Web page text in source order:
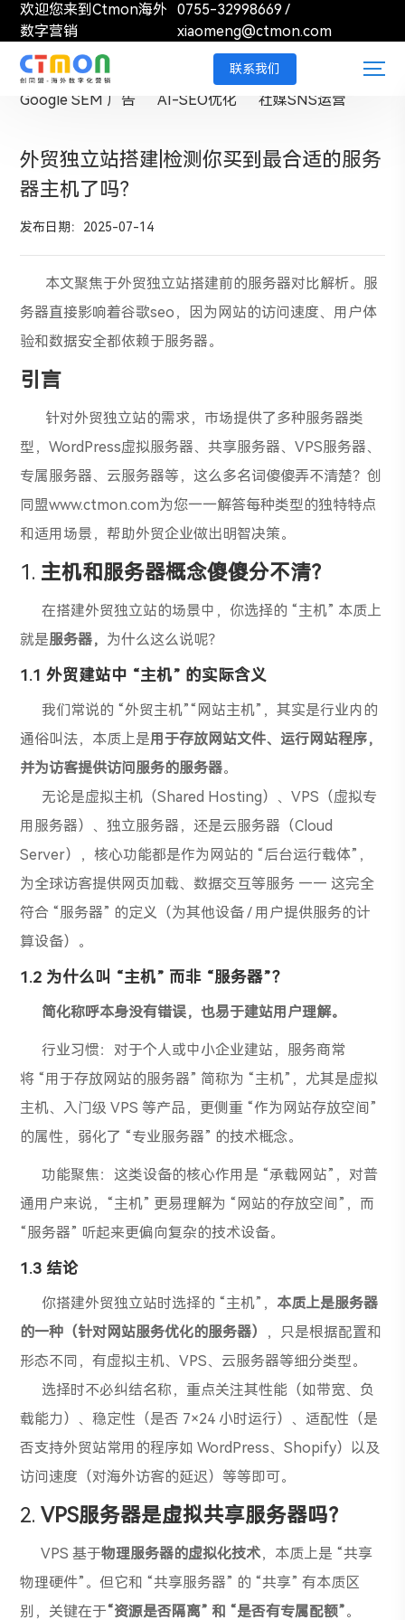
欢迎您来到Ctmon海外
数字营销
0755-32998669 /
xiaomeng@ctmon.com
联系我们
外贸独立站搭建 Google SEO 优化
Google SEM 广告 AI-SEO优化 社媒SNS运营
外贸独立站搭建|检测你买到最合适的服务
器主机了吗？
发布日期：2025-07-14
本文聚焦于外贸独立站搭建前的服务器对比解析。服
务器直接影响着谷歌seo，因为网站的访问速度、用户体
验和数据安全都依赖于服务器。
引言
针对外贸独立站的需求，市场提供了多种服务器类
型，WordPress虚拟服务器、共享服务器、VPS服务器、
专属服务器、云服务器等，这么多名词傻傻弄不清楚？创
同盟www.ctmon.com为您一一解答每种类型的独特特点
和适用场景，帮助外贸企业做出明智决策。
1. 主机和服务器概念傻傻分不清？
在搭建外贸独立站的场景中，你选择的 “主机” 本质上
就是服务器， 为什么这么说呢？
1.1 外贸建站中 “主机” 的实际含义
我们常说的 “外贸主机”“网站主机”，其实是行业内的
通俗叫法，本质上是用于存放网站文件、运行网站程序，
并为访客提供访问服务的服务器。
无论是虚拟主机（Shared Hosting）、VPS（虚拟专
用服务器）、独立服务器，还是云服务器（Cloud
Server），核心功能都是作为网站的 “后台运行载体”，
为全球访客提供网页加载、数据交互等服务 —— 这完全
符合 “服务器” 的定义（为其他设备 / 用户提供服务的计
算设备）。
1.2 为什么叫 “主机” 而非 “服务器”？
简化称呼本身没有错误，也易于建站用户理解。
行业习惯：对于个人或中小企业建站，服务商常
将 “用于存放网站的服务器” 简称为 “主机”，尤其是虚拟
主机、入门级 VPS 等产品，更侧重 “作为网站存放空间”
的属性，弱化了 “专业服务器” 的技术概念。
功能聚焦：这类设备的核心作用是 “承载网站”，对普
通用户来说，“主机” 更易理解为 “网站的存放空间”，而
“服务器” 听起来更偏向复杂的技术设备。
1.3 结论
你搭建外贸独立站时选择的 “主机”， 本质上是服务器
的一种（针对网站服务优化的服务器）
，只是根据配置和
形态不同，有虚拟主机、VPS、云服务器等细分类型。
选择时不必纠结名称，重点关注其性能（如带宽、负
载能力）、稳定性（是否 7×24 小时运行）、适配性（是
否支持外贸站常用的程序如 WordPress、Shopify）以及
访问速度（对海外访客的延迟）等等即可。
2.VPS服务器是虚拟共享服务器吗？
VPS 基于物理服务器的虚拟化技术，本质上是 “共享
物理硬件”。但它和 “共享服务器” 的 “共享” 有本质区
别，关键在于“资源是否隔离” 和 “是否有专属配额”。